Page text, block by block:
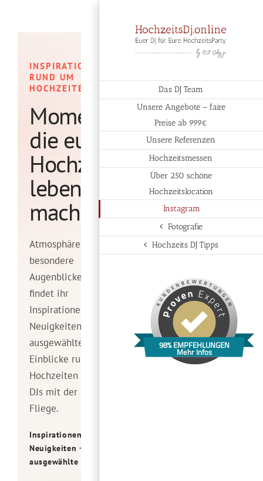
Das DJ Team
Unsere Angebote – faire
Preise ab 999€
Unsere Referenzen
Hochzeitsmessen
Über 250 schöne
Hochzeitslocation
Instagram
Fotografie
Hochzeits DJ Tipps
98% EMPFEHLUNGEN
Mehr Infos
INSPIRATIONEN
RUND UM
HOCHZEITEN
Momente,
die eure
Hochzeit
lebendig
machen
Atmosphäre und
besondere
Augenblicke – hier
findet ihr
Inspirationen,
Neuigkeiten und
ausgewählte
Einblicke rund um
Hochzeiten mit den
DJs mit der Roten
Fliege.
Inspirationen ·
Neuigkeiten ·
ausgewählte Einblicke